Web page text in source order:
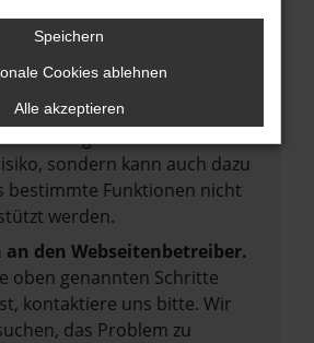
Probleme zu beheben.
auf dem neuesten Stand
birgt nicht nur ein
sondern kann auch dazu
bestimmte Funktionen nicht
werden.
an den Webseitenbetreiber.
oben genannten Schritte
kontaktiere uns bitte. Wir
das Problem zu
Speichern
Cookies ablehnen
Alle akzeptieren